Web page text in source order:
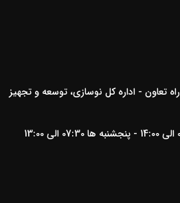
تعاون - اداره کل نوسازی، توسعه و تجهیز